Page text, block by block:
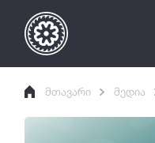
მთავარი მედია